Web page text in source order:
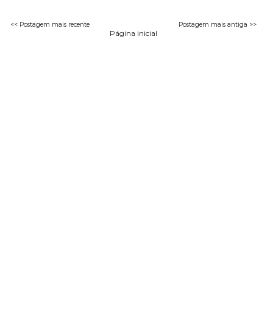
<< Postagem mais recente Postagem mais antiga >>
Página inicial